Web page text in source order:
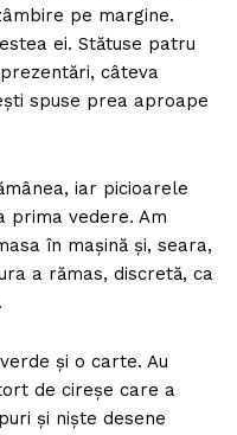
pe margine.
ei. Stătuse patru
câteva
spuse prea aproape
iar picioarele
prima vedere. Am
în mașină și, seara,
a rămas, discretă, ca
și o carte. Au
de cireșe care a
și niște desene